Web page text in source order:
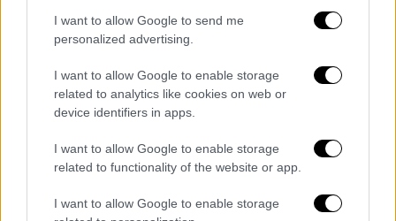
I want to allow Google to send me
personalized advertising.
I want to allow Google to enable storage
related to analytics like cookies on web or
device identifiers in apps.
I want to allow Google to enable storage
related to functionality of the website or app.
I want to allow Google to enable storage
συνελήφθησαν συνολικά11 άτομ
και σε
βάρος τους σχηματίστηκαν δικογραφίες για
-κατά περίπτωση-κλοπή ηλεκτρικής
ενέργειας, αποδοχή και διάθεση προϊόντων
εγκλήματοςκαιπαράβαση του νόμου περί
όπλων
. Από τις έρευνες σε σπίτια, βρέθηκαν
και κατασχέθηκαν κυνηγετική καραμπίνα, για
Σπάτα, 18 φυσίγγια κυνηγετικού όπλου και